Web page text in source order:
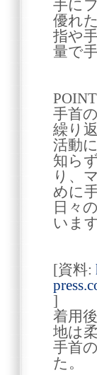
手に
優れ
指や
量で
手首
繰り
活動
知ら
り、
めに
日々
います
[資料:
]
着用
地は
手首
た。